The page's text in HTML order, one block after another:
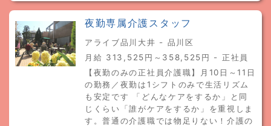
夜勤専属介護スタッフ
アライブ品川大井 - 品川区
月給 313,525円～358,525円 - 正社員
【夜勤のみの正社員介護職】月10日～11日
の勤務／夜勤は1シフトのみで生活リズム
も安定です 「どんなケアをするか」と同
じくらい「誰がケアをするか」を重視しま
す。普通の介護職では物足りない！介護の